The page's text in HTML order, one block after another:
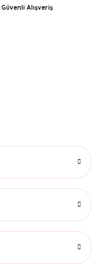
Güvenli Alışveriş